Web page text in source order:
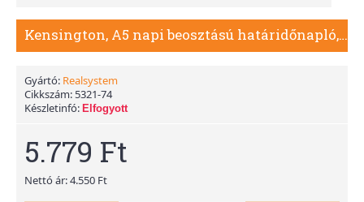
Kensington, A5 napi beosztású határidőnapló, Kék
Gyártó: Realsystem
Cikkszám: 5321-74
Készletinfó: Elfogyott
5.779 Ft
Nettó ár: 4.550 Ft